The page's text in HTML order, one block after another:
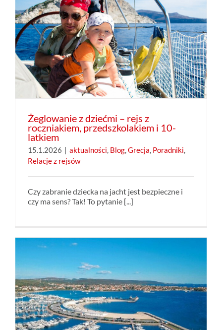
Żeglowanie z dziećmi – rejs z
roczniakiem, przedszkolakiem i 10-
latkiem
15.1.2026 | aktualności Blog Grecja Poradniki
Relacje z rejsów
Czy zabranie dziecka na jacht jest bezpieczne i
czy ma sens? Tak! To pytanie [...]